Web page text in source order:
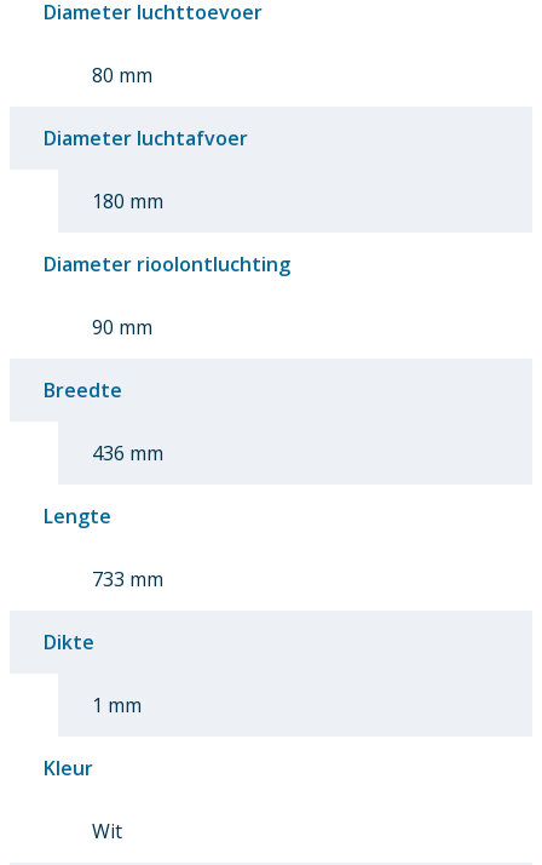
Diameter luchttoevoer
80 mm
Diameter luchtafvoer
180 mm
Diameter rioolontluchting
90 mm
Breedte
436 mm
Lengte
733 mm
Dikte
1 mm
Kleur
Wit